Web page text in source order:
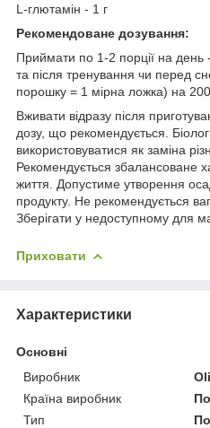
L-глютамін - 1 г
Рекомендоване дозування:
Приймати по 1-2 порції на
та після тренування чи перед
порошку = 1 мірна ложка) на
Вживати відразу після
дозу, що рекомендується.
використовуватися як заміна
Рекомендується збалансоване
життя. Допустиме утворення
продукту. Не рекомендується
Зберігати у недоступному для
Приховати
Характеристики
Основні
Виробник
Країна виробник
Тип